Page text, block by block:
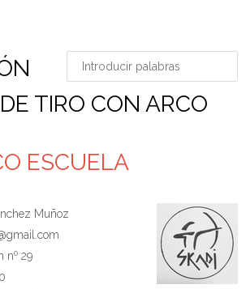
TIRO CON ARCO
ESCUELA
Muñoz
nº 29